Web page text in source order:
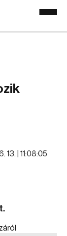
13. | 11:08:05